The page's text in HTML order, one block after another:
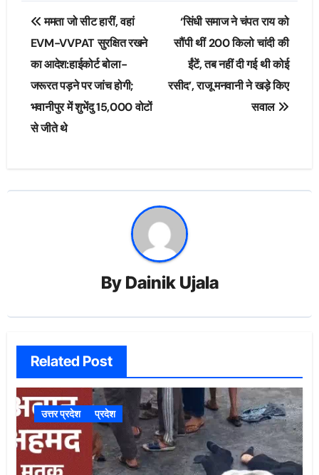
Post
navigation
ममता जो सीट हारीं, वहां
EVM-VVPAT सुरक्षित रखने
का आदेश:हाईकोर्ट बोला-
जरूरत पड़ने पर जांच होगी;
भवानीपुर में शुभेंदु 15,000 वोटों
से जीते थे
‘सिंधी समाज ने चंपत राय को
सौंपी थीं 200 किलो चांदी की
ईंटें, तब नहीं दी गई थी कोई
रसीद’, राजू मनवानी ने खड़े किए
सवाल
By Dainik Ujala
Related Post
उत्तर प्रदेश प्रदेश